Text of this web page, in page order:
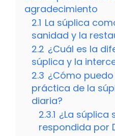
agradecimiento
2.1 La súplica
sanidad y la
2.2 ¿Cuál es la
súplica y la
2.3 ¿Cómo
práctica de la
diaria?
2.3.1 ¿La súplica
respondida por